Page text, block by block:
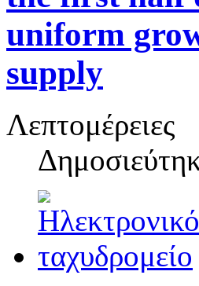
uniform
supply
Λεπτομέρειες